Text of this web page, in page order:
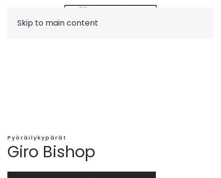
Skip to main content
Pyöräilykypärät
Giro Bishop